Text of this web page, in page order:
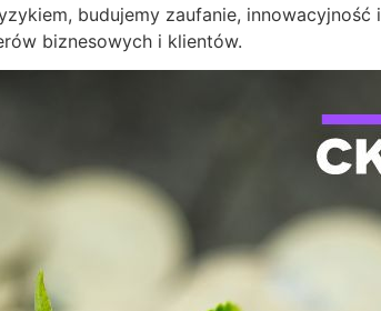
budujemy zaufanie,
biznesowych i klientów.